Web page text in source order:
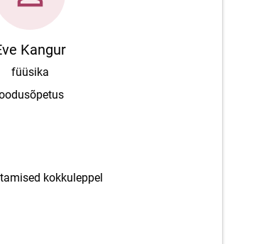
Kangur
füüsika
kokkuleppel